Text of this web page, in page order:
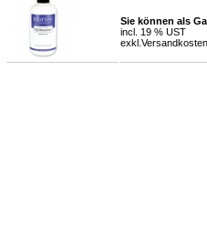
Sie können als
incl. 19 % UST
exkl. Versandkosten